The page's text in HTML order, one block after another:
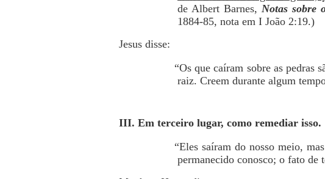
de Albert Barnes, Notas sobre
1884-85, nota em I João 2:19.)
Jesus disse:
“Os que caíram sobre as pedras
raiz. Creem durante algum
III. Em terceiro lugar, como remediar isso.
“Eles saíram do nosso meio,
permanecido conosco; o fato de